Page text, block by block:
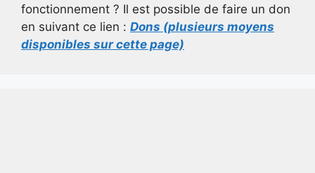
fonctionnement ? Il est possible de faire un don
en suivant ce lien : Dons (plusieurs moyens
disponibles sur cette page)